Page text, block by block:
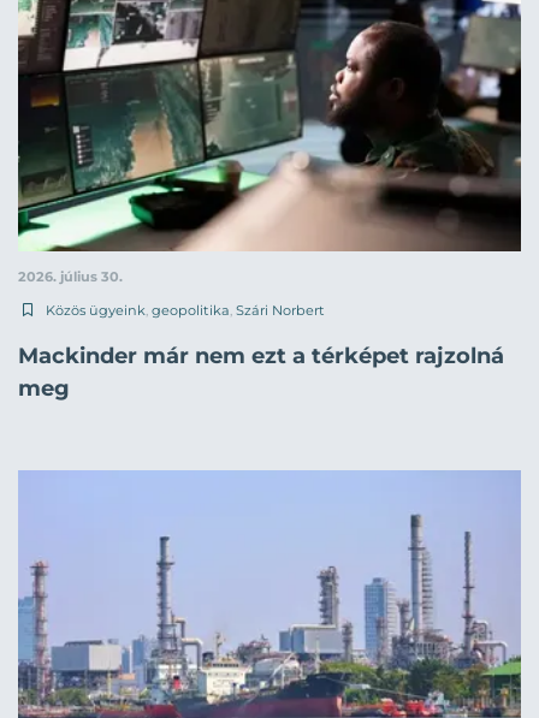
2026. július 30.
Közös ügyeink, geopolitika, Szári Norbert
Mackinder már nem ezt a térképet rajzolná
meg